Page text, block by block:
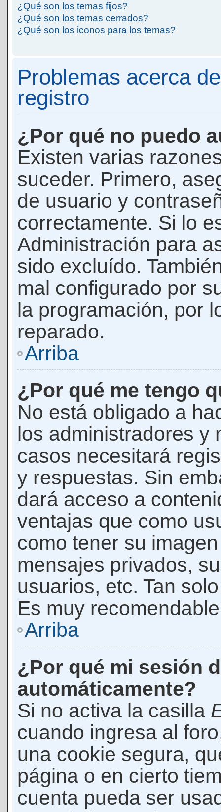
¿Qué son los temas fijos?
¿Qué son los temas cerrados?
¿Qué son los iconos para los temas?
Problemas acerca
registro
¿Por qué no puedo
Existen varias
suceder. Primero,
de usuario y
correctamente. Si lo
Administración para
sido excluído.
mal configurado por
la programación, por
reparado.
Arriba
¿Por qué me tengo
No está obligado a
los administradores y
casos necesitará
y respuestas. Sin
dará acceso a
ventajas que como
como tener su
mensajes privados,
usuarios, etc. Tan
Es muy
Arriba
¿Por qué mi sesión
automáticamente?
Si no activa la casilla
cuando ingresa al
una cookie segura,
página o en cierto
cuenta pueda ser